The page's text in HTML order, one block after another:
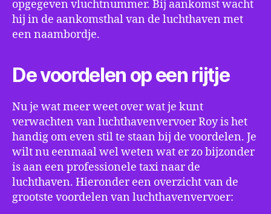
opgegeven vluchtnummer. Bij aankomst wacht
hij in de aankomsthal van de luchthaven met
een naambordje.
De voordelen op een rijtje
Nu je wat meer weet over wat je kunt
verwachten van luchthavenvervoer Roy is het
handig om even stil te staan bij de voordelen. Je
wilt nu eenmaal wel weten wat er zo bijzonder
is aan een professionele taxi naar de
luchthaven. Hieronder een overzicht van de
grootste voordelen van luchthavenvervoer: